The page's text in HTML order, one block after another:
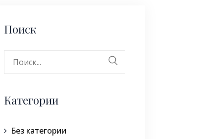
Поиск
Поиск:
Категории
Без категории